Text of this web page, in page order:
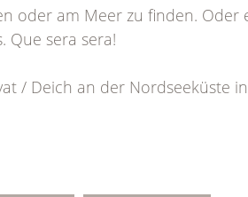
oder am Meer zu finden. Oder
Que sera sera!
/ Deich an der Nordseeküste